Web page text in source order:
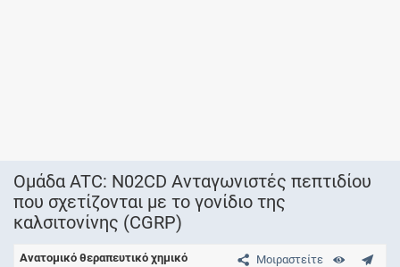
Ομάδα ATC: N02CD Ανταγωνιστές πεπτιδίου
που σχετίζονται με το γονίδιο της
καλσιτονίνης (CGRP)
Μοιραστείτε
Ανατομικό θεραπευτικό χημικό